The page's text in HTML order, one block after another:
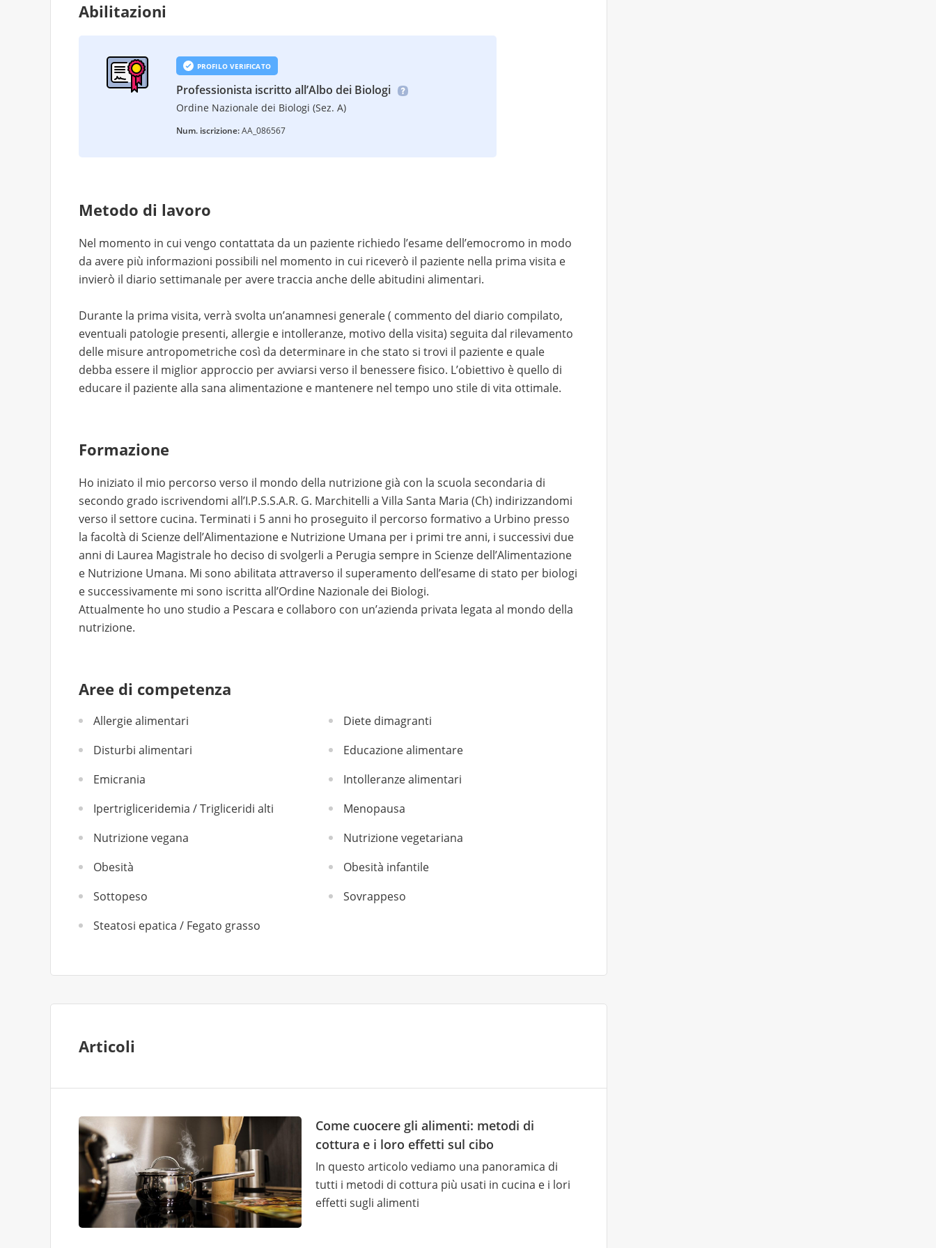
Abilitazioni
PROFILO VERIFICATO
Professionista iscritto all’Albo dei Biologi
Ordine Nazionale dei Biologi (Sez. A)
Num. iscrizione:AA_086567
Metodo di lavoro
Nel momento in cui vengo contattata da un paziente richiedo l’esame dell’emocromo in modo
da avere più informazioni possibili nel momento in cui riceverò il paziente nella prima visita e
invierò il diario settimanale per avere traccia anche delle abitudini alimentari.
Durante la prima visita, verrà svolta un’anamnesi generale ( commento del diario compilato,
eventuali patologie presenti, allergie e intolleranze, motivo della visita) seguita dal rilevamento
delle misure antropometriche così da determinare in che stato si trovi il paziente e quale
debba essere il miglior approccio per avviarsi verso il benessere fisico. L’obiettivo è quello di
educare il paziente alla sana alimentazione e mantenere nel tempo uno stile di vita ottimale.
Formazione
Ho iniziato il mio percorso verso il mondo della nutrizione già con la scuola secondaria di
secondo grado iscrivendomi all’I.P.S.S.A.R. G. Marchitelli a Villa Santa Maria (Ch) indirizzandomi
verso il settore cucina. Terminati i 5 anni ho proseguito il percorso formativo a Urbino presso
la facoltà di Scienze dell’Alimentazione e Nutrizione Umana per i primi tre anni, i successivi due
anni di Laurea Magistrale ho deciso di svolgerli a Perugia sempre in Scienze dell’Alimentazione
e Nutrizione Umana. Mi sono abilitata attraverso il superamento dell’esame di stato per biologi
e successivamente mi sono iscritta all’Ordine Nazionale dei Biologi.
Attualmente ho uno studio a Pescara e collaboro con un’azienda privata legata al mondo della
nutrizione.
Aree di competenza
Allergie alimentari
Diete dimagranti
Disturbi alimentari
Educazione alimentare
Emicrania
Intolleranze alimentari
Ipertrigliceridemia / Trigliceridi alti
Menopausa
Nutrizione vegana
Nutrizione vegetariana
Obesità
Obesità infantile
Sottopeso
Sovrappeso
Steatosi epatica / Fegato grasso
Articoli
Come cuocere gli alimenti: metodi di
cottura e i loro effetti sul cibo
In questo articolo vediamo una panoramica di
tutti i metodi di cottura più usati in cucina e i lori
effetti sugli alimenti